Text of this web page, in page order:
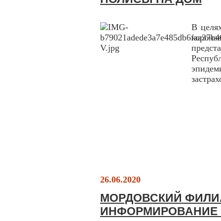
В
26.06.2020
МОРДОВСКИЙ
ИНФОРМИРОВАНИЕ